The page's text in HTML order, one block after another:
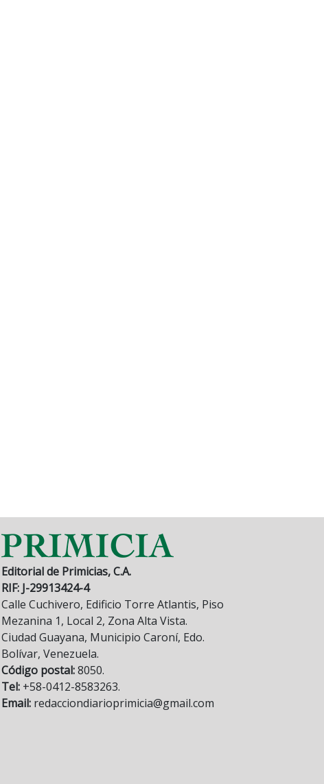
Editorial de Primicias, C.A.
RIF: J-29913424-4
Calle Cuchivero, Edificio Torre Atlantis, Piso
Mezanina 1, Local 2, Zona Alta Vista.
Ciudad Guayana, Municipio Caroní, Edo.
Bolívar, Venezuela.
Código postal:8050.
Tel: +58-0412-8583263.
Email: redacciondiarioprimicia@gmail.com